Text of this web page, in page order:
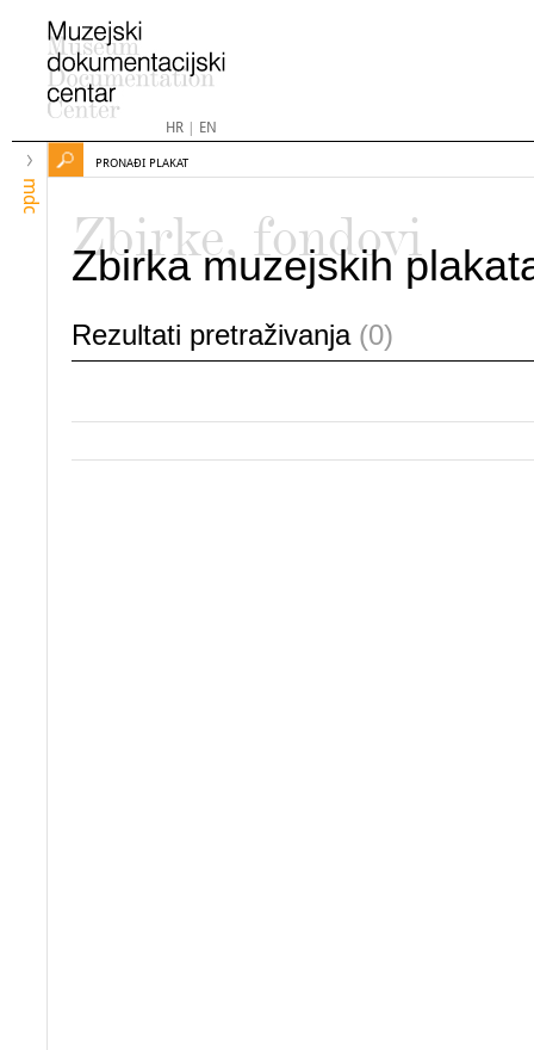
HR| EN
mdc
PRONAĐI PLAKAT
Zbirke, fondovi
Zbirka muzejskih
Rezultati pretraživanja (0)